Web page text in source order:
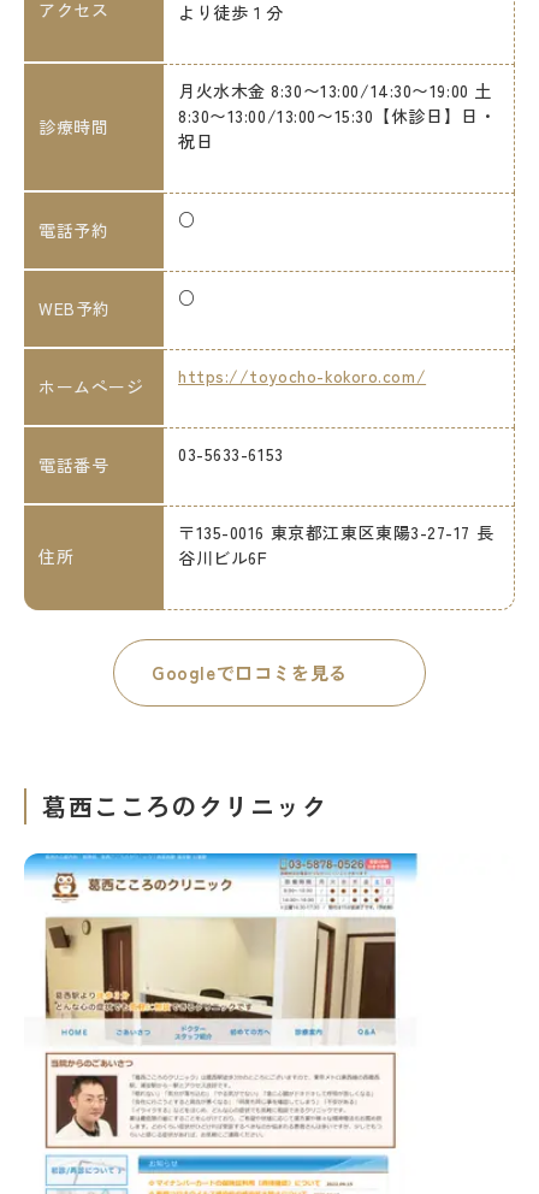
アクセス
より徒歩１分
診療時間
月火水木金 8:30〜13:00/14:30〜19:00 土
8:30〜13:00/13:00〜15:30【休診日】日・
祝日
電話予約 ○
WEB予約 ○
ホームページ https://toyocho-kokoro.com/
電話番号 03-5633-6153
住所
〒135-0016 東京都江東区東陽3-27-17 長
谷川ビル6F
Googleで口コミを見る
葛西こころのクリニック